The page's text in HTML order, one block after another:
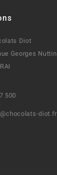
Diot
Georges Nuttin
500
diot.fr